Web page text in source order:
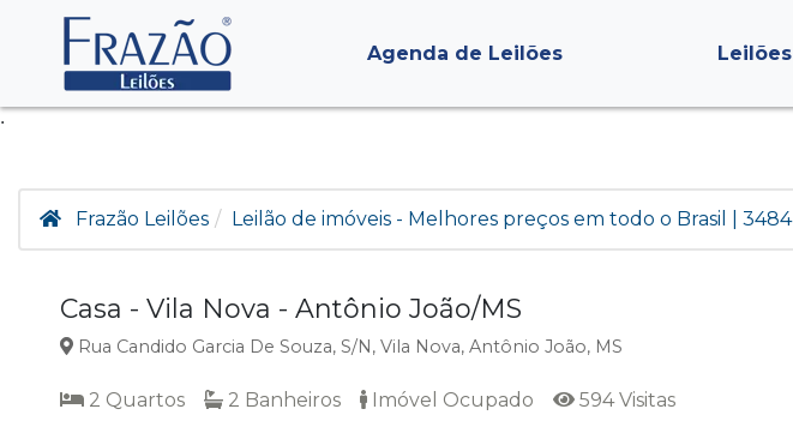
.
Agenda de Leilões Leilões
Frazão Leilões Leilão de imóveis - Melhores preços em todo o Brasil | 3484
Casa - Vila Nova - Antônio João/MS
Rua Candido Garcia De Souza, S/N, Vila Nova, Antônio João, MS
2 Quartos 2 Banheiros Imóvel Ocupado 594 Visitas